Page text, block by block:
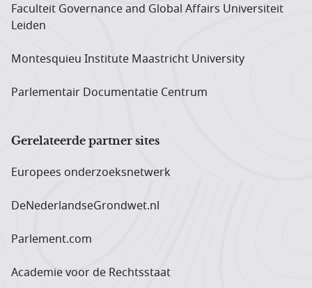
Faculteit Governance and Global Affairs Universiteit
Leiden
Montesquieu Institute Maastricht University
Parlementair Documentatie Centrum
Gerelateerde partner sites
Europees onderzoeks­netwerk
DeNederlandseGrondwet.nl
Parlement.com
Academie voor de Rechtsstaat